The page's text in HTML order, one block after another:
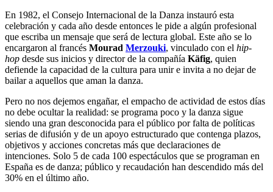
En 1982, el Consejo Internacional de la Danza instauró esta
celebración y cada año desde entonces le pide a algún profesional
que escriba un mensaje que será de lectura global. Este año se lo
encargaron al francés Mourad Merzouki, vinculado con el hip-
hop desde sus inicios y director de la compañía Käfig, quien
defiende la capacidad de la cultura para unir e invita a no dejar de
bailar a aquellos que aman la danza.
Pero no nos dejemos engañar, el empacho de actividad de estos días
no debe ocultar la realidad: se programa poco y la danza sigue
siendo una gran desconocida para el público por falta de políticas
serias de difusión y de un apoyo estructurado que contenga plazos,
objetivos y acciones concretas más que declaraciones de
intenciones. Solo 5 de cada 100 espectáculos que se programan en
España es de danza; público y recaudación han descendido más del
30% en el último año.